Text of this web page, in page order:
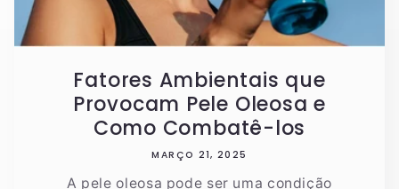
Fatores Ambientais que
Provocam Pele Oleosa e
Como Combatê-los
MARÇO 21, 2025
A pele oleosa pode ser uma condição